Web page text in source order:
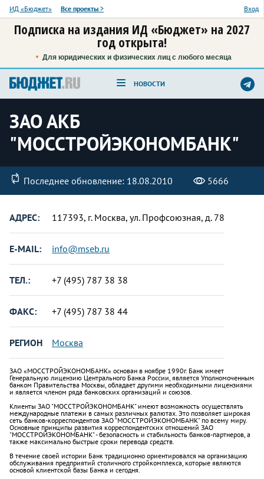
ИД «Бюджет» Все проекты > Вход
Подписка на издания ИД «Бюджет» на 2027
год открыта!
Для юридических и физических лиц с любого месяца
НОВОСТИ
ЗАО АКБ
"МОССТРОЙЭКОНОМБАНК"
Последнее обновление: 18.08.2010 5666
АДРЕС: 117393, г. Москва, ул. Профсоюзная, д. 78
E-MAIL: info@mseb.ru
ТЕЛ.: +7 (495) 787 38 38
ФАКС: +7 (495) 787 38 44
РЕГИОН Москва
ЗАО «МОССТРОЙЭКОНОМБАНК» основан в ноябре 1990г. Банк имеет
Генеральную лицензию Центрального Банка России, является Уполномоченным
банком Правительства Москвы, обладает другими необходимыми лицензиями
и является членом ряда банковских организаций и союзов.
Клиенты ЗАО "МОССТРОЙЭКОНОМБАНК" имеют возможность осуществлять
международные платежи в самых различных валютах. Это позволяет широкая
сеть банков-корреспондентов ЗАО "МОССТРОЙЭКОНОМБАНК" по всему миру.
Основные принципы развития корреспондентских отношений ЗАО
"МОССТРОЙЭКОНОМБАНК" - безопасность и стабильность банков-партнеров, а
также максимально быстрые сроки перевода средств.
В течение своей истории Банк традиционно ориентировался на организацию
обслуживания предприятий столичного стройкомплекса, которые являются
основой клиентской базы Банка и сегодня.